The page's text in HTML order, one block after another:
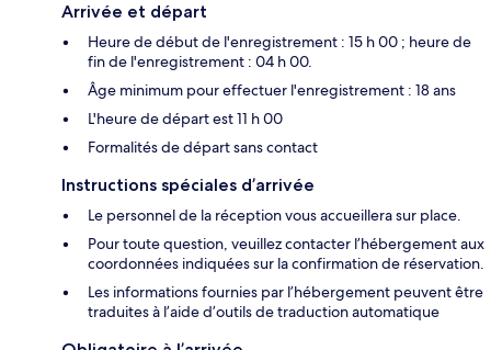
Arrivée et départ
Heure de début de l'enregistrement : 15 h 00 ; heure de
fin de l'enregistrement : 04 h 00.
Âge minimum pour effectuer l'enregistrement : 18 ans
L'heure de départ est 11 h 00
Formalités de départ sans contact
Instructions spéciales d’arrivée
Le personnel de la réception vous accueillera sur place.
Pour toute question, veuillez contacter l’hébergement aux
coordonnées indiquées sur la confirmation de réservation.
Les informations fournies par l’hébergement peuvent être
traduites à l’aide d’outils de traduction automatique